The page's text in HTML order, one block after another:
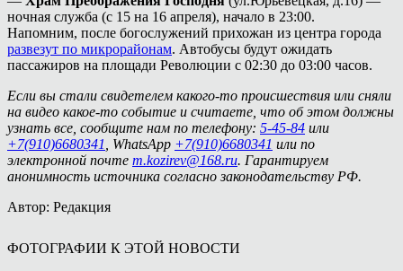
ночная служба (с 15 на 16 апреля), начало в 23:00.
Напомним, после богослужений прихожан из центра города
развезут по микрорайонам. Автобусы будут ожидать
пассажиров на площади Революции с 02:30 до 03:00 часов.
Если вы стали свидетелем какого-то происшествия или сняли
на видео какое-то событие и считаете, что об этом должны
узнать все, сообщите нам по телефону: 5-45-84 или
+7(910)6680341
, WhatsApp +7(910)6680341 или по
электронной почте m.kozirev@168.ru. Гарантируем
анонимность источника согласно законодательству РФ.
Автор: Редакция
ФОТОГРАФИИ К ЭТОЙ НОВОСТИ